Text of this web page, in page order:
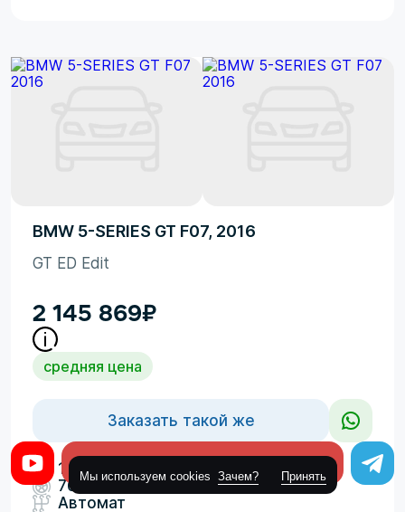
BMW 5-SERIES GT F07, 2016
GT ED Edit
2 145 869₽
средняя цена
Заказать такой же
1995cm
76235км
Автомат
Мы используем cookies Зачем? Принять